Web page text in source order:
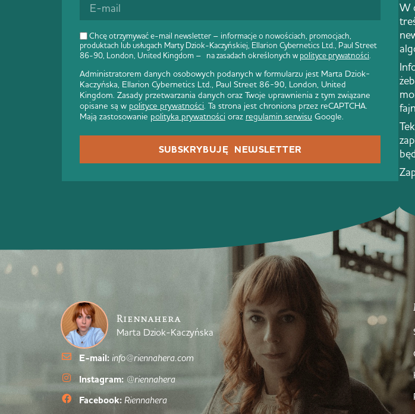
Chcę otrzymywać e-mail newsletter – informacje o nowościach, promocjach,
produktach lub usługach Marty Dziok-Kaczyńskiej, Ellarion Cybernetics Ltd., Paul Street
86-90, London, United Kingdom – na zasadach określonych wpolityce prywatności.
Administratorem danych osobowych podanych w formularzu jest Marta Dziok-
Kaczyńska, Ellarion Cybernetics Ltd., Paul Street 86-90, London, United
Kingdom. Zasady przetwarzania danych oraz Twoje uprawnienia z tym związane
opisane są w polityce prywatności. Ta strona jest chroniona przez reCAPTCHA.
Mają zastosowanie polityka prywatności oraz regulamin serwisu Google.
SUBSKRYBUJĘ NEWSLETTER
W
Riennahera
Marta Dziok-Kaczyńska
E-mail: info@riennahera.com
Instagram: @riennahera
Facebook: Riennahera